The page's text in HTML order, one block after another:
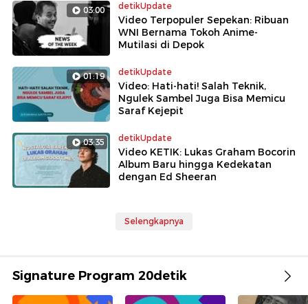
03:00 detikUpdate
Video Terpopuler Sepekan: Ribuan
WNI Bernama Tokoh Anime-
Mutilasi di Depok
01:19 detikUpdate
Video: Hati-hati! Salah Teknik,
Ngulek Sambel Juga Bisa Memicu
Saraf Kejepit
03:35 detikUpdate
Video KETIK: Lukas Graham Bocorin
Album Baru hingga Kedekatan
dengan Ed Sheeran
Selengkapnya
Signature Program 20detik